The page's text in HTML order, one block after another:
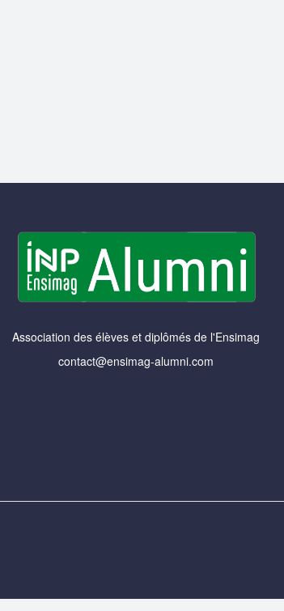
Association des élèves et diplômés de l'Ensimag
contact@ensimag-alumni.com